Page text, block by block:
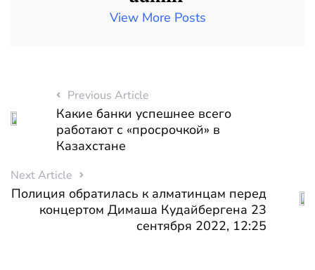
View More Posts
Previous Article
Какие банки успешнее всего
работают с «просрочкой» в
Казахстане
Next Article
Полиция обратилась к алматинцам перед
концертом Димаша Кудайбергена 23
сентября 2022, 12:25